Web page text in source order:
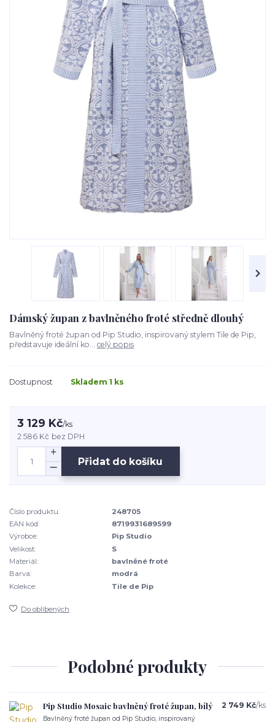
Dámský župan z bavlněného froté středně dlouhý
Bavlněný froté župan od Pip Studio, inspirovaný stylem Tile de Pip,
představuje ideální ko... celý popis
Dostupnost Skladem 1 ks
3 129 Kč/ks
2 586 Kč bez DPH
Přidat do košíku
Číslo produktu:
248705
EAN kód:
8719931689599
Výrobce:
Pip Studio
Velikost:
S
Materiál:
bavlněné froté
Barva:
modrá
Kolekce:
Tile de Pip
Do oblíbených
Podobné produkty
Pip Studio Mosaic bavlněný froté župan, bílý
Bavlněný froté župan od Pip Studio, inspirovaný
2 749 Kč/ks